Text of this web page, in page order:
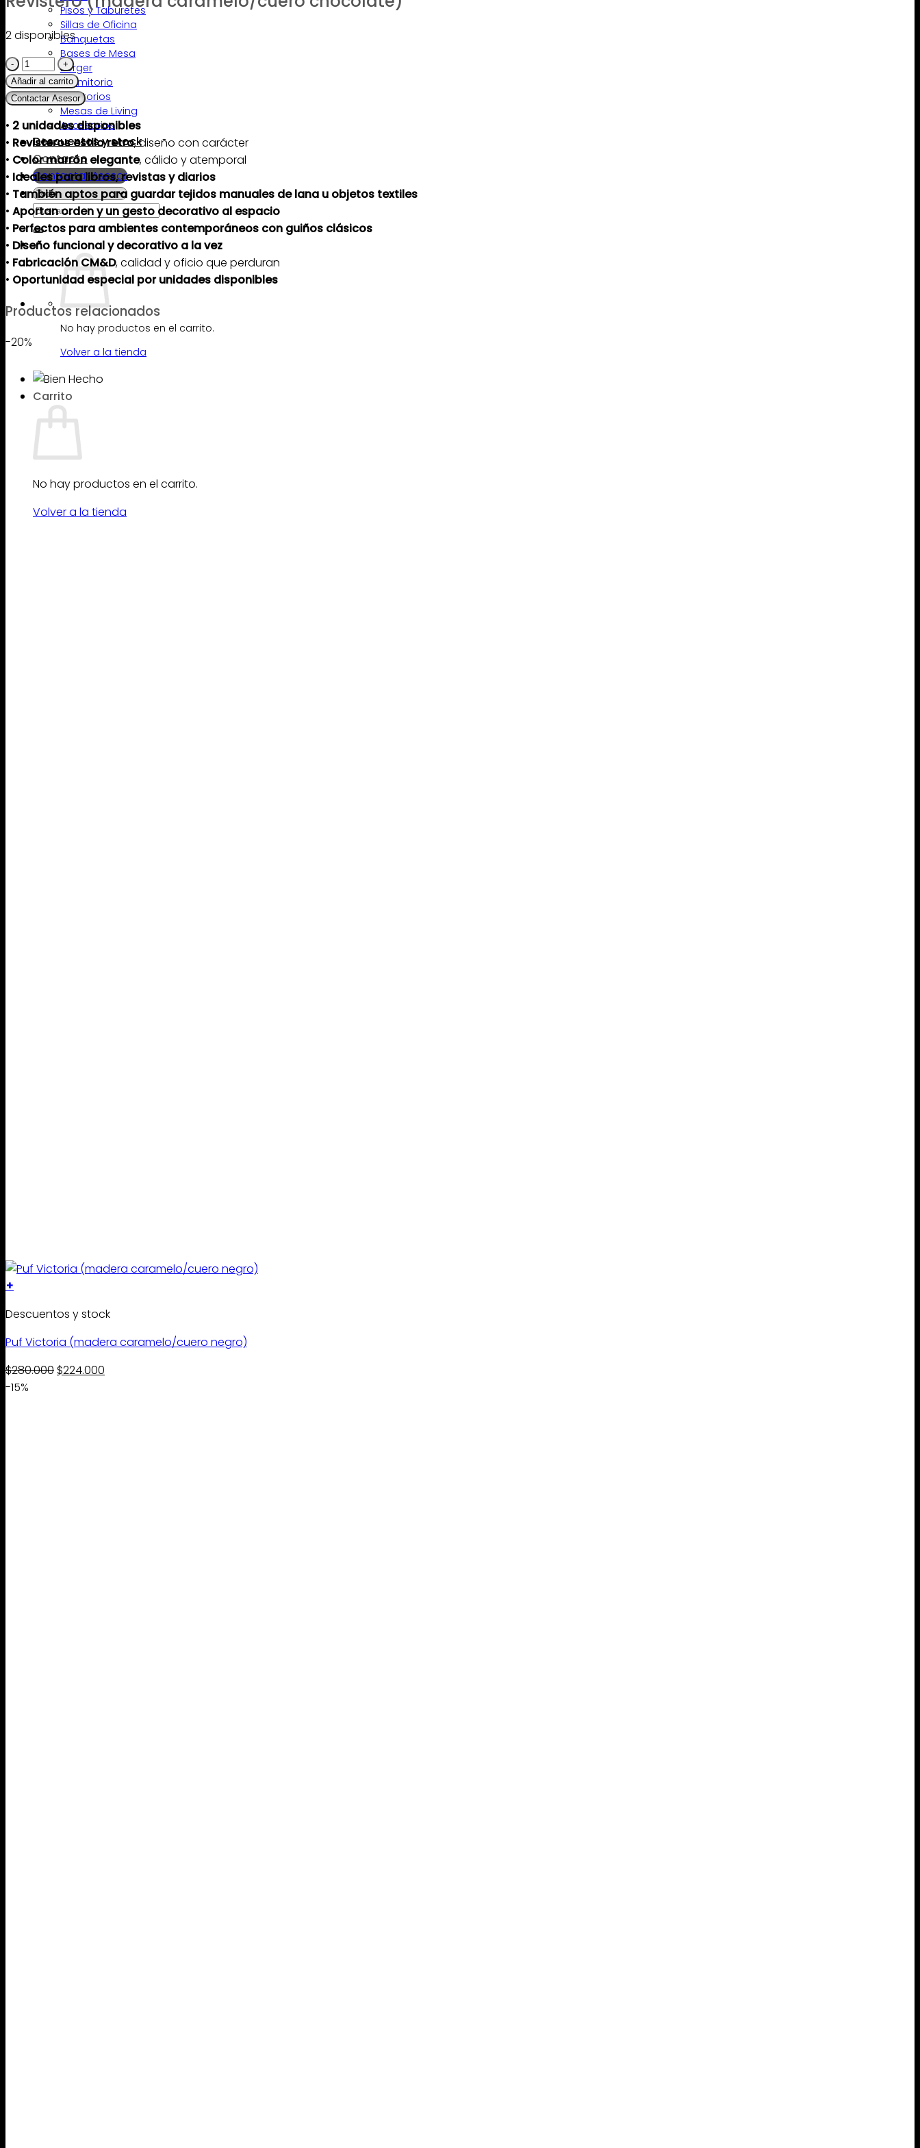
Pisos y Taburetes
Sillas de Oficina
Banquetas
Bases de Mesa
Berger
Dormitorio
Escritorios
Mesas de Living
Accesorios
Descuentos y stock
Contacto
Contactar Asesor
Buscar
por:
No hay productos en el carrito.
Volver a la tienda
Carrito
No hay productos en el carrito.
Volver a la tienda
2 disponibles
Revistero
(madera
caramelo/cuero
chocolate)
cantidad
Añadir al carrito
Contactar Asesor
• 2 unidades disponibles
• Revisteros estilo retro, diseño con carácter
• Color marrón elegante, cálido y atemporal
• Ideales para libros, revistas y diarios
• También aptos para guardar tejidos manuales de lana u objetos textiles
• Aportan orden y un gesto decorativo al espacio
• Perfectos para ambientes contemporáneos con guiños clásicos
• Diseño funcional y decorativo a la vez
• Fabricación CM&D, calidad y oficio que perduran
• Oportunidad especial por unidades disponibles
Productos relacionados
-20%
+
Descuentos y stock
Puf Victoria (madera caramelo/cuero negro)
$280.000 El precio original era: $280.000.
$224.000
-15%